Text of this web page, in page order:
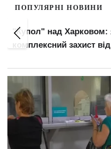
ПОПУЛЯРНІ НОВИНИ
Оплата комуналки в
залишитися без